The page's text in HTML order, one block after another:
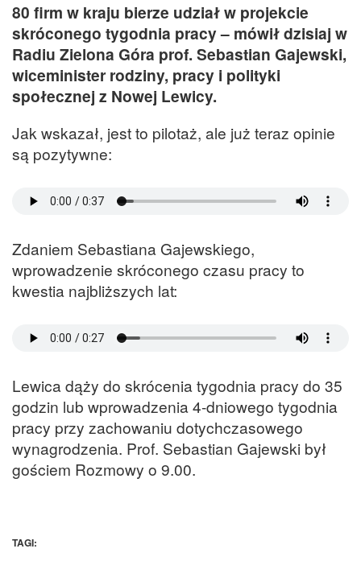
80 firm w kraju bierze udział w projekcie
skróconego tygodnia pracy – mówił dzisiaj w
Radiu Zielona Góra prof. Sebastian Gajewski,
wiceminister rodziny, pracy i polityki
społecznej z Nowej Lewicy.
Jak wskazał, jest to pilotaż, ale już teraz opinie
są pozytywne:
Zdaniem Sebastiana Gajewskiego,
wprowadzenie skróconego czasu pracy to
kwestia najbliższych lat:
Lewica dąży do skrócenia tygodnia pracy do 35
godzin lub wprowadzenia 4-dniowego tygodnia
pracy przy zachowaniu dotychczasowego
wynagrodzenia. Prof. Sebastian Gajewski był
gościem Rozmowy o 9.00.
TAGI: